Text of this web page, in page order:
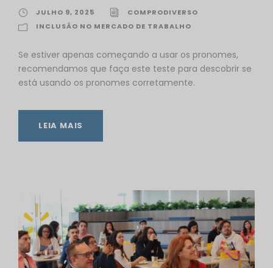
JULHO 9, 2025
COMPRODIVERSO
INCLUSÃO NO MERCADO DE TRABALHO
Se estiver apenas começando a usar os pronomes,
recomendamos que faça este teste para descobrir se
está usando os pronomes corretamente.
LEIA MAIS